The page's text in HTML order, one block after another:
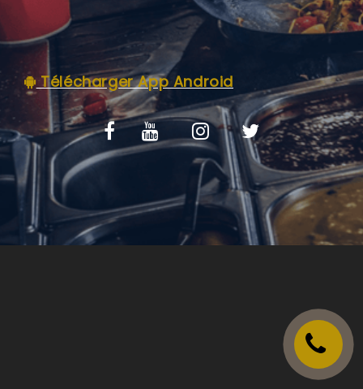
NOTRE RESTAURANT
VOS AVIS
MENTIONS LÉGALES
Télécharger App Android